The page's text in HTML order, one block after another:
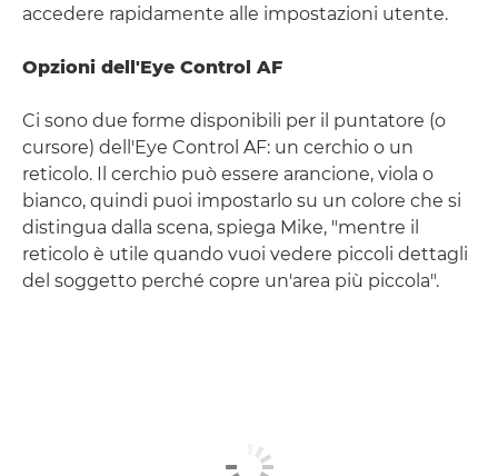
accedere rapidamente alle impostazioni utente.
Opzioni dell'Eye Control AF
Ci sono due forme disponibili per il puntatore (o
cursore) dell'Eye Control AF: un cerchio o un
reticolo. Il cerchio può essere arancione, viola o
bianco, quindi puoi impostarlo su un colore che si
distingua dalla scena, spiega Mike, "mentre il
reticolo è utile quando vuoi vedere piccoli dettagli
del soggetto perché copre un'area più piccola".